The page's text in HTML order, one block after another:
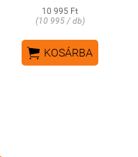
10 995 Ft
(10 995 / db)
 KOSÁRBA